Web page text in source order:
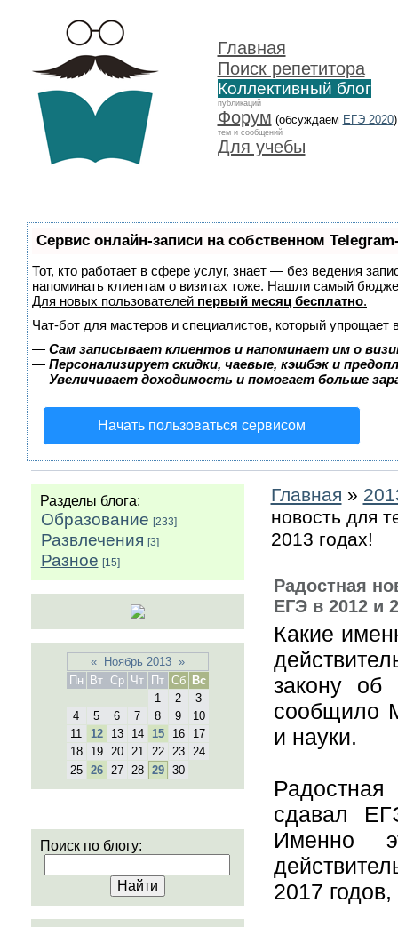
Главная
Поиск репетитора
Коллективный блог
публикаций
Форум (обсуждаем ЕГЭ 2020)
тем и сообщений
Для учебы
Сервис онлайн-записи на собственном
Тот, кто работает в сфере услуг, знает — без ведения
напоминать клиентам о визитах тоже. Нашли самый
Для новых пользователей первый месяц бесплатно.
Чат-бот для мастеров и специалистов, который упрощает
— Сам записывает клиентов и напоминает им о
— Персонализирует скидки, чаевые, кэшбэк и
— Увеличивает доходимость и помогает больше
Начать пользоваться сервисом
Разделы блога:
Образование [233]
Развлечения [3]
Разное [15]
« Ноябрь 2013 »
Пн
Вт Ср Чт Пт Сб
Вс
1
2
3
4
5 6 7 8 9
10
11
12 13 14 15 16
17
18
19 20 21 22 23
24
25
26 27 28 29 30
Поиск по блогу:
Главная »
новость для
2013 годах!
Радостная
ЕГЭ в 2012 и
Какие
закону об
сообщило
и науки.
сдавал
Именно
2017 годов,